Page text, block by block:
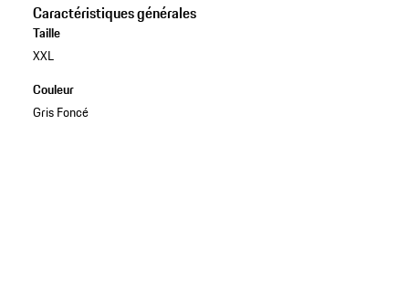
Caractéristiques générales
Taille
XXL
Couleur
Gris Foncé